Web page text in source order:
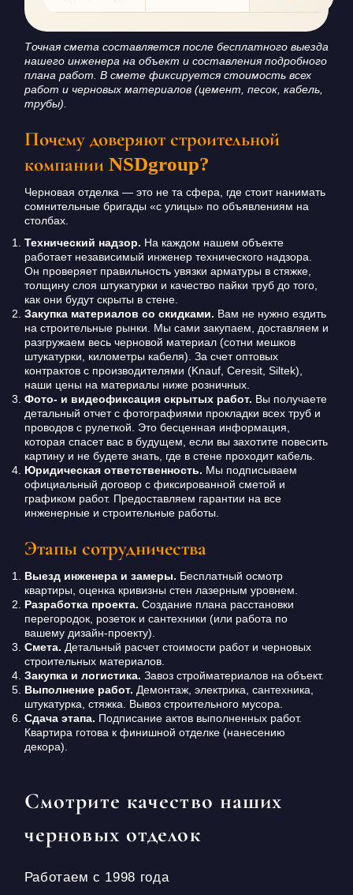
Точная смета составляется после бесплатного выезда
нашего инженера на объект и составления подробного
плана работ. В смете фиксируется стоимость всех
работ и черновых материалов (цемент, песок, кабель,
трубы).
Почему доверяют строительной
компании NSDgroup?
Черновая отделка — это не та сфера, где стоит нанимать
сомнительные бригады «с улицы» по объявлениям на
столбах.
Технический надзор. На каждом нашем объекте
работает независимый инженер технического надзора.
Он проверяет правильность увязки арматуры в стяжке,
толщину слоя штукатурки и качество пайки труб до того,
как они будут скрыты в стене.
Закупка материалов со скидками. Вам не нужно ездить
на строительные рынки. Мы сами закупаем, доставляем и
разгружаем весь черновой материал (сотни мешков
штукатурки, километры кабеля). За счет оптовых
контрактов с производителями (Knauf, Ceresit, Siltek),
наши цены на материалы ниже розничных.
Фото- и видеофиксация скрытых работ. Вы получаете
детальный отчет с фотографиями прокладки всех труб и
проводов с рулеткой. Это бесценная информация,
которая спасет вас в будущем, если вы захотите повесить
картину и не будете знать, где в стене проходит кабель.
Юридическая ответственность. Мы подписываем
официальный договор с фиксированной сметой и
графиком работ. Предоставляем гарантии на все
инженерные и строительные работы.
Этапы сотрудничества
Выезд инженера и замеры. Бесплатный осмотр
квартиры, оценка кривизны стен лазерным уровнем.
Разработка проекта. Создание плана расстановки
перегородок, розеток и сантехники (или работа по
вашему дизайн-проекту).
Смета. Детальный расчет стоимости работ и черновых
строительных материалов.
Закупка и логистика. Завоз стройматериалов на объект.
Выполнение работ. Демонтаж, электрика, сантехника,
штукатурка, стяжка. Вывоз строительного мусора.
Сдача этапа. Подписание актов выполненных работ.
Квартира готова к финишной отделке (нанесению
декора).
Смотрите качество наших
черновых отделок
Работаем с 1998 года